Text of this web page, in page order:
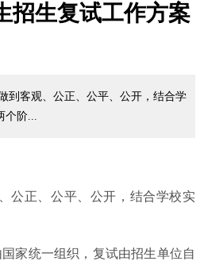
招生复试工作方案
到客观、公正、公平、公开，结合学
个阶...
公正、公平、公开，结合学校实
家统一组织，复试由招生单位自